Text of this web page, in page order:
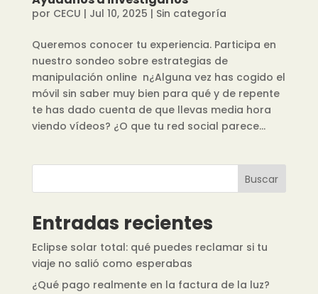
por CECU | Jul 10, 2025 | Sin categoría
Queremos conocer tu experiencia. Participa en
nuestro sondeo sobre estrategias de
manipulación online n¿Alguna vez has cogido el
móvil sin saber muy bien para qué y de repente
te has dado cuenta de que llevas media hora
viendo vídeos? ¿O que tu red social parece...
Buscar
Entradas recientes
Eclipse solar total: qué puedes reclamar si tu
viaje no salió como esperabas
¿Qué pago realmente en la factura de la luz?